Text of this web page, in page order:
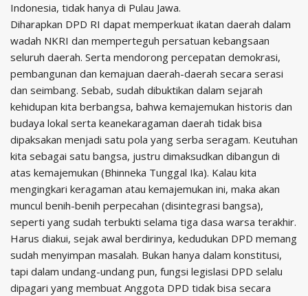
Indonesia, tidak hanya di Pulau Jawa.
Diharapkan DPD RI dapat memperkuat ikatan daerah dalam
wadah NKRI dan memperteguh persatuan kebangsaan
seluruh daerah. Serta mendorong percepatan demokrasi,
pembangunan dan kemajuan daerah-daerah secara serasi
dan seimbang. Sebab, sudah dibuktikan dalam sejarah
kehidupan kita berbangsa, bahwa kemajemukan historis dan
budaya lokal serta keanekaragaman daerah tidak bisa
dipaksakan menjadi satu pola yang serba seragam. Keutuhan
kita sebagai satu bangsa, justru dimaksudkan dibangun di
atas kemajemukan (Bhinneka Tunggal Ika). Kalau kita
mengingkari keragaman atau kemajemukan ini, maka akan
muncul benih-benih perpecahan (disintegrasi bangsa),
seperti yang sudah terbukti selama tiga dasa warsa terakhir.
Harus diakui, sejak awal berdirinya, kedudukan DPD memang
sudah menyimpan masalah. Bukan hanya dalam konstitusi,
tapi dalam undang-undang pun, fungsi legislasi DPD selalu
dipagari yang membuat Anggota DPD tidak bisa secara